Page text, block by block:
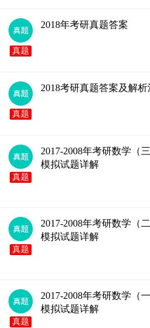
真题
2018年考研真题答案
真题
2018考研真题答案及解析
真题
2017-2008年考研数学（
模拟试题详解
真题
2017-2008年考研数学（
模拟试题详解
真题
2017-2008年考研数学（
模拟试题详解